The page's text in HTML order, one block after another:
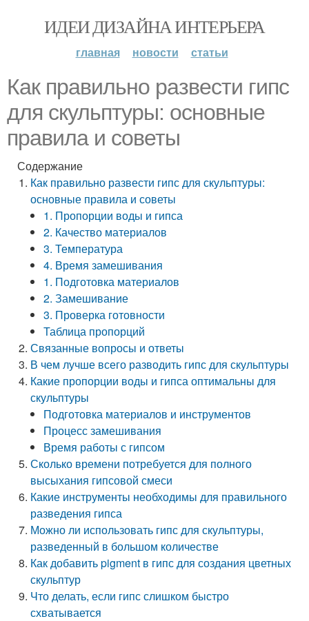
ИДЕИ ДИЗАЙНА ИНТЕРЬЕРА
главная новости статьи
Как правильно развести гипс
для скульптуры: основные
правила и советы
Содержание
Как правильно развести гипс для скульптуры:
основные правила и советы
1. Пропорции воды и гипса
2. Качество материалов
3. Температура
4. Время замешивания
1. Подготовка материалов
2. Замешивание
3. Проверка готовности
Таблица пропорций
Связанные вопросы и ответы
В чем лучше всего разводить гипс для скульптуры
Какие пропорции воды и гипса оптимальны для
скульптуры
Подготовка материалов и инструментов
Процесс замешивания
Время работы с гипсом
Сколько времени потребуется для полного
высыхания гипсовой смеси
Какие инструменты необходимы для правильного
разведения гипса
Можно ли использовать гипс для скульптуры,
разведенный в большом количестве
Как добавить pigment в гипс для создания цветных
скульптур
Что делать, если гипс слишком быстро
схватывается